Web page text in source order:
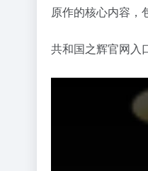
原作的核心内容，
共和国之辉官网入